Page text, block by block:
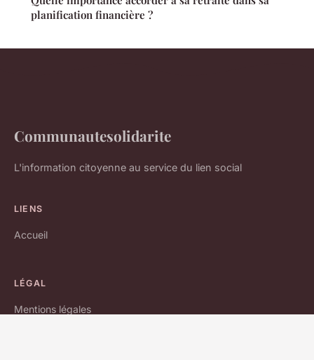
planification financière ?
Communautesolidarite
L'information citoyenne au service du lien social
LIENS
Accueil
LÉGAL
Mentions légales